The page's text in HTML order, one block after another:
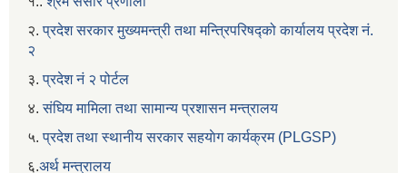
२. प्रदेश सरकार मुख्यमन्त्री तथा मन्त्रिपरिषद्को कार्यालय प्रदेश नं.
२
३.प्रदेश नं २ पोर्टल
४.संघिय मामिला तथा सामान्य प्रशासन मन्त्रालय
५.प्रदेश तथा स्थानीय सरकार सहयाेग कार्यक्रम (PLGSP)
६.अर्थ मन्त्रालय